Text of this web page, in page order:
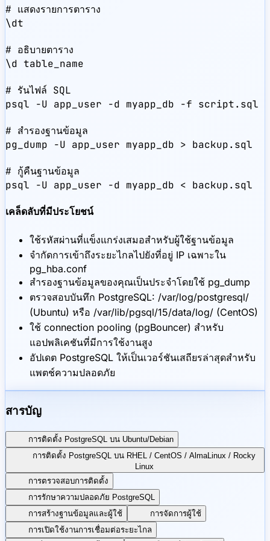
# แสดงรายการตาราง
\dt
# อธิบายตาราง
\d table_name
# รันไฟล์ SQL
psql -U app_user -d myapp_db -f script.sql
# สำรองฐานข้อมูล
pg_dump -U app_user myapp_db > backup.sql
# กู้คืนฐานข้อมูล
psql -U app_user -d myapp_db < backup.sql
เคล็ดลับที่มีประโยชน์
ใช้รหัสผ่านที่แข็งแกร่งเสมอสำหรับผู้ใช้ฐานข้อมูล
จำกัดการเข้าถึงระยะไกลไปยังที่อยู่ IP เฉพาะใน
pg_hba.conf
สำรองฐานข้อมูลของคุณเป็นประจำโดยใช้ pg_dump
ตรวจสอบบันทึก PostgreSQL: /var/log/postgresql/
(Ubuntu) หรือ /var/lib/pgsql/15/data/log/ (CentOS)
ใช้ connection pooling (pgBouncer) สำหรับ
แอปพลิเคชันที่มีการใช้งานสูง
อัปเดต PostgreSQL ให้เป็นเวอร์ชันเสถียรล่าสุดสำหรับ
แพตช์ความปลอดภัย
สารบัญ
การติดตั้ง PostgreSQL บน Ubuntu/Debian
การติดตั้ง PostgreSQL บน RHEL / CentOS / AlmaLinux / Rocky
Linux
การตรวจสอบการติดตั้ง
การรักษาความปลอดภัย PostgreSQL
การสร้างฐานข้อมูลและผู้ใช้
การจัดการผู้ใช้
การเปิดใช้งานการเชื่อมต่อระยะไกล